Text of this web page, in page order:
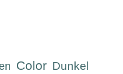
Color Dunkel